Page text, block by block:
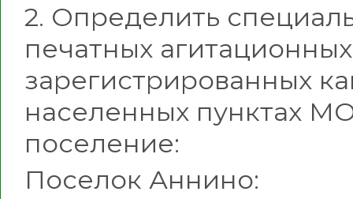
2. Определить
печатных
зарегистрированных
населенных пунктах
поселение:
Поселок Аннино: